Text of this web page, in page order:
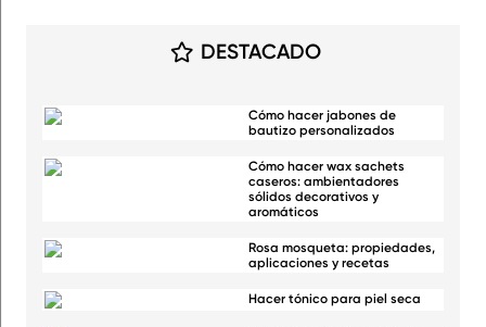
DESTACADO
Cómo hacer jabones de
bautizo personalizados
Cómo hacer wax sachets
caseros: ambientadores
sólidos decorativos y
aromáticos
Rosa mosqueta: propiedades,
aplicaciones y recetas
Hacer tónico para piel seca